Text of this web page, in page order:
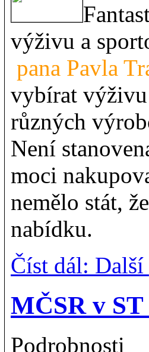
výživu a
pana Pavla
vybírat
různých
Není
moci
nemělo stát,
nabídku.
Číst dál:
MČSR v
Podrobnosti